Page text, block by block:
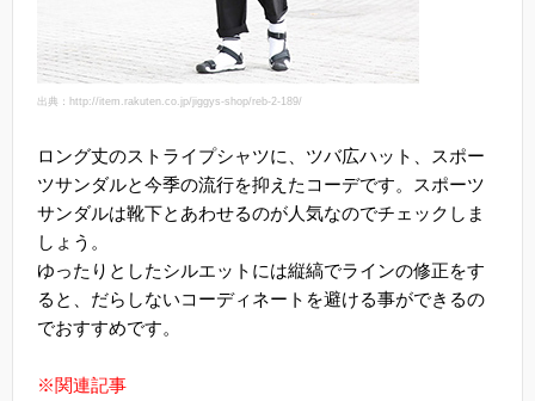
出典：http://item.rakuten.co.jp/jiggys-shop/reb-2-189/
ロング丈のストライプシャツに、ツバ広ハット、スポー
ツサンダルと今季の流行を抑えたコーデです。スポーツ
サンダルは靴下とあわせるのが人気なのでチェックしま
しょう。
ゆったりとしたシルエットには縦縞でラインの修正をす
ると、だらしないコーディネートを避ける事ができるの
でおすすめです。
※関連記事